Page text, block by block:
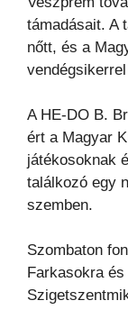
támadásait. A
nőtt, és a
A HE-DO B.
ért a Magyar
játékosoknak
találkozó egy
szemben.
Szombaton
Farkasokra